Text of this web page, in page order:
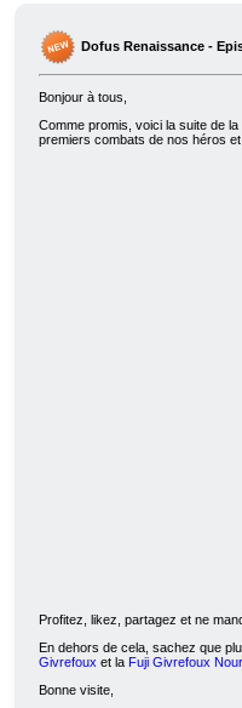
Dofus Renaissance -
Bonjour à tous,
Comme promis, voici la suite de
premiers combats de nos héros
Profitez, likez, partagez et ne
En dehors de cela, sachez que
Givrefoux et la Fuji Givrefoux
Bonne visite,